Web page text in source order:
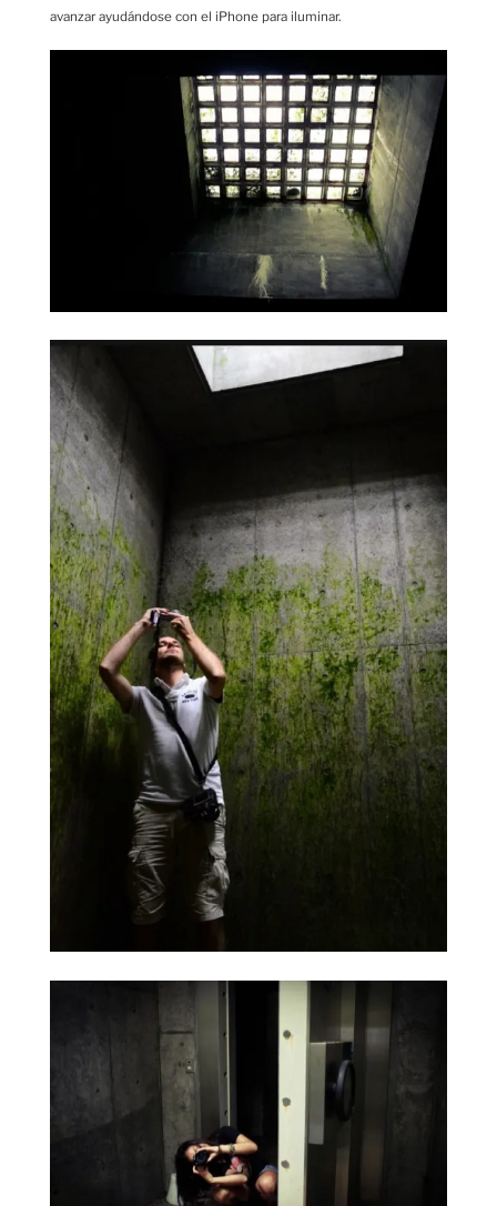
avanzar ayudándose con el iPhone para iluminar.